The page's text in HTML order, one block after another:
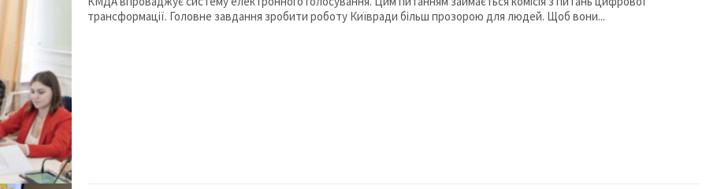
трансформації. Головне завдання зробити роботу Київради більш прозорою для людей. Щоб вони...